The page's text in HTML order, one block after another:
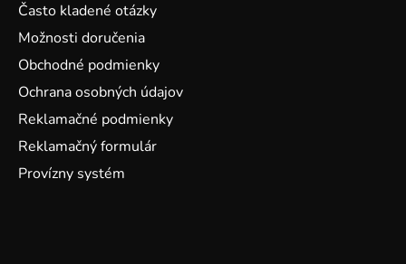
Často kladené otázky
Možnosti doručenia
Obchodné podmienky
Ochrana osobných údajov
Reklamačné podmienky
Reklamačný formulár
Provízny systém